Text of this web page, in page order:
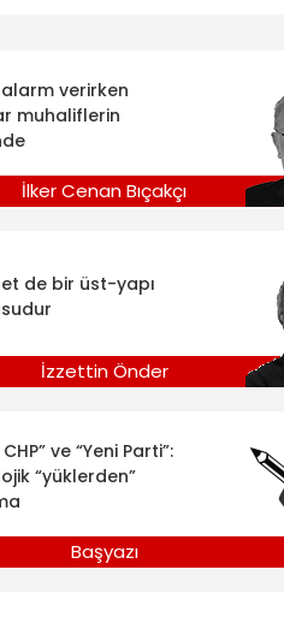
verirken
muhaliflerin
İlker Cenan Bıçakçı
de bir üst-yapı
İzzettin Önder
ve “Yeni Parti”:
“yüklerden”
Başyazı